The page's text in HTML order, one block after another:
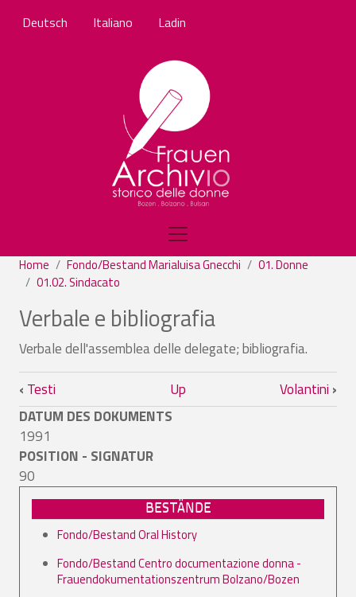
Deutsch Italiano Ladin
Home Fondo/Bestand Marialuisa Gnecchi
01. Donne
01.02. Sindacato
Verbale e bibliografia
Verbale dell'assemblea delle delegate; bibliografia.
Book traversal links for Verbale e
‹ Testi Up Volantini ›
DATUM DES DOKUMENTS
1991
POSITION - SIGNATUR
90
BESTÄNDE
Fondo/Bestand Oral History
Fondo/Bestand Centro documentazione donna -
Frauendokumentationszentrum Bolzano/Bozen